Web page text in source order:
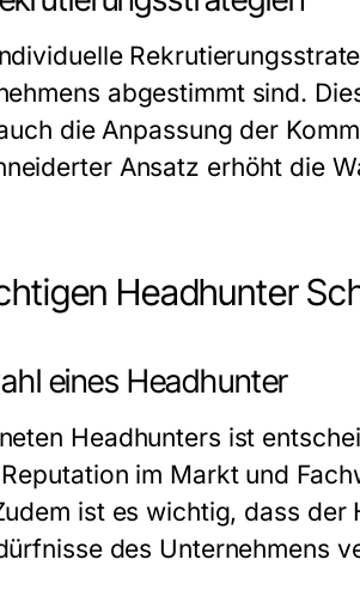
abgestimmt sind.
die Anpassung der
Ansatz erhöht die
Headhunter
eines Headhunter
Headhunters ist
im Markt und
ist es wichtig, dass der
des Unternehmens